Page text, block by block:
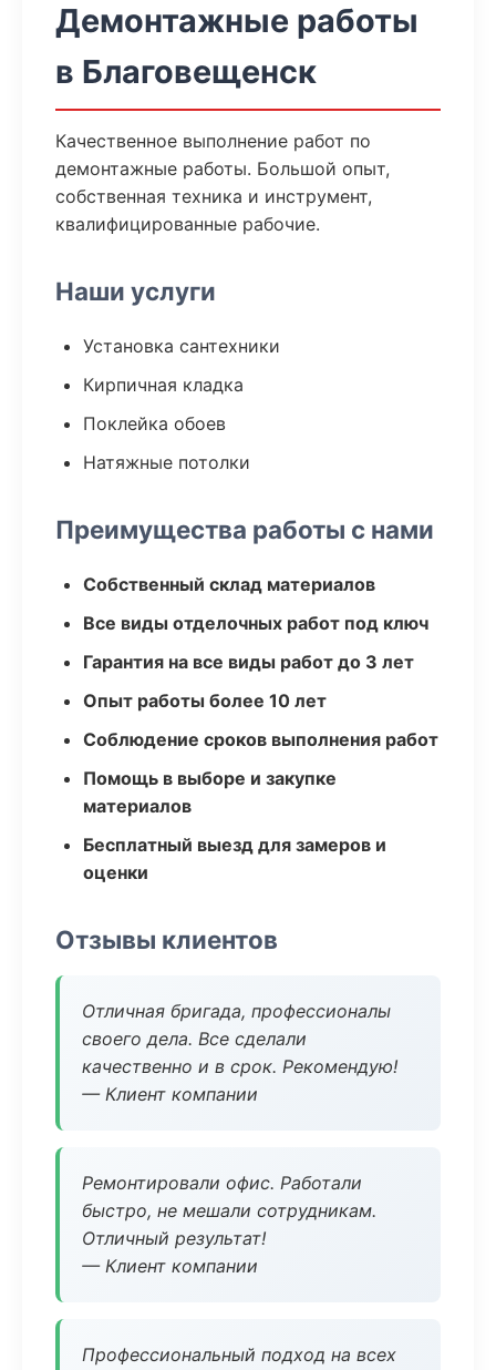
Демонтажные работы
в Благовещенск
Качественное выполнение работ по
демонтажные работы. Большой опыт,
собственная техника и инструмент,
квалифицированные рабочие.
Наши услуги
Установка сантехники
Кирпичная кладка
Поклейка обоев
Натяжные потолки
Преимущества работы с нами
Собственный склад материалов
Все виды отделочных работ под ключ
Гарантия на все виды работ до 3 лет
Опыт работы более 10 лет
Соблюдение сроков выполнения работ
Помощь в выборе и закупке
материалов
Бесплатный выезд для замеров и
оценки
Отзывы клиентов
Отличная бригада, профессионалы
своего дела. Все сделали
качественно и в срок. Рекомендую!
— Клиент компании
Ремонтировали офис. Работали
быстро, не мешали сотрудникам.
Отличный результат!
— Клиент компании
Профессиональный подход на всех